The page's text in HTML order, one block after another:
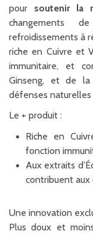
pour soutenir la
changements
refroidissements à
riche en Cuivre et
immunitaire, et
Ginseng, et de la
défenses naturelles
Le + produit :
Riche en
fonction
Aux extraits
contribuent aux
Une innovation
Plus doux et